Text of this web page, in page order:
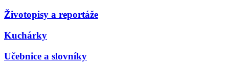
Životopisy a reportáže
Kuchárky
Učebnice a slovníky